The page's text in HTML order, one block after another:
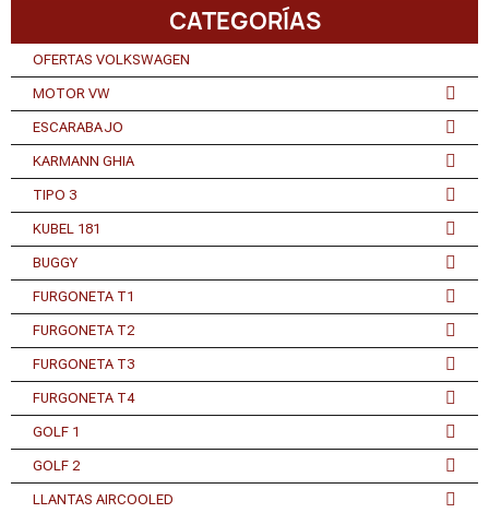
CATEGORÍAS
OFERTAS VOLKSWAGEN
MOTOR VW
ESCARABAJO
KARMANN GHIA
TIPO 3
KUBEL 181
BUGGY
FURGONETA T1
FURGONETA T2
FURGONETA T3
FURGONETA T4
GOLF 1
GOLF 2
LLANTAS AIRCOOLED